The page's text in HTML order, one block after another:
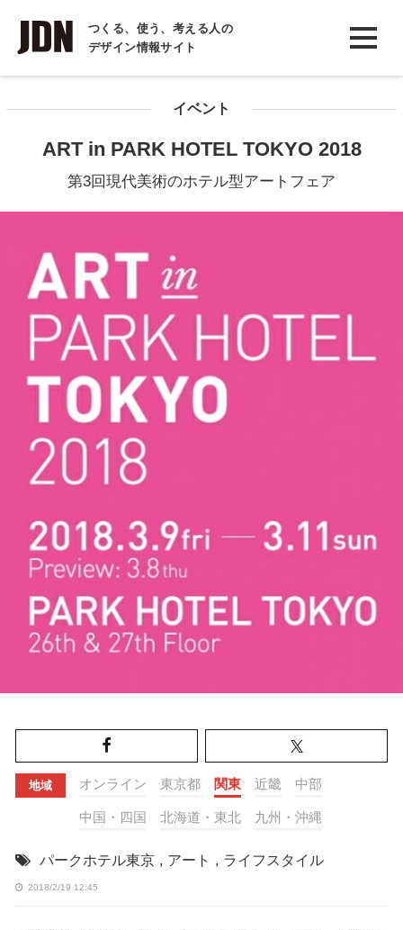
つくる、使う、考える人の
デザイン情報サイト
INTERVIEW
インタビュー
COLUMN
イベント
ART in PARK HOTEL TOKYO 2018
第3回現代美術のホテル型アートフェア
地域 オンライン 東京都 関東 近畿 中部
中国・四国 北海道・東北 九州・沖縄
パークホテル東京 , アート , ライフスタイル
2018/2/19 12:45